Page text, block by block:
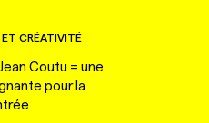
CRÉATIVITÉ
Coutu = une
pour la